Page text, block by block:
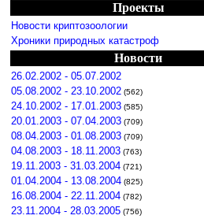
Проекты
Новости криптозоологии
Хроники природных катастроф
Новости
26.02.2002 - 05.07.2002
05.08.2002 - 23.10.2002 (562)
24.10.2002 - 17.01.2003 (585)
20.01.2003 - 07.04.2003 (709)
08.04.2003 - 01.08.2003 (709)
04.08.2003 - 18.11.2003 (763)
19.11.2003 - 31.03.2004 (721)
01.04.2004 - 13.08.2004 (825)
16.08.2004 - 22.11.2004 (782)
23.11.2004 - 28.03.2005 (756)